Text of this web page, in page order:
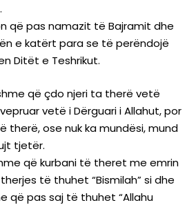
që pas namazit të Bajramit dhe
e katërt para se të perëndojë
Ditët e Teshrikut.
që çdo njeri ta therë vetë
vetë i Dërguari i Allahut, por
therë, ose nuk ka mundësi, mund
tjetër.
që kurbani të theret me emrin
të thuhet “Bismilah” si dhe
që pas saj të thuhet “Allahu